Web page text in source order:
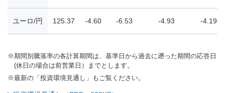
ユーロ/円 125.37 -4.60 -6.53 -4.93 -4.19
※期間別騰落率の各計算期間は、基準日から過去に遡った期間の応答日
(休日の場合は前営業日）までとします。
※最新の「投資環境見通し」もご覧ください。